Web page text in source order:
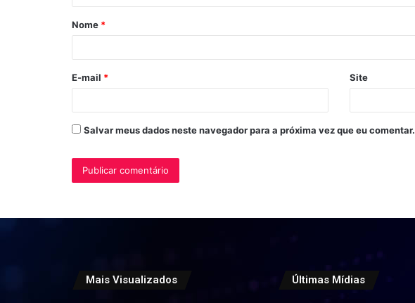
á
r
*
Nome *
E-mail * Site
Salvar meus dados neste navegador para a próxima vez que eu comentar.
Mais Visualizados Últimas Mídias